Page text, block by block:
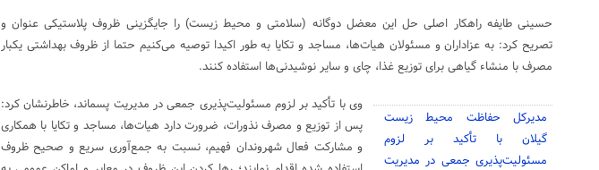
حسینی طایفه راهکار اصلی حل این معضل دوگانه (سلامتی و محیط زیست) را جایگزینی ظروف پلاستیکی عنوان و
تصریح کرد: به عزاداران و مسئولان هیات‌ها، مساجد و تکایا به طور اکیدا توصیه می‌کنیم حتما از ظروف بهداشتی یکبار
مصرف با منشاء گیاهی برای توزیع غذا، چای و سایر نوشیدنی‌ها استفاده کنند.
مدیرکل حفاظت محیط زیست
گیلان با تأکید بر لزوم
مسئولیت‌پذیری جمعی در مدیریت
وی با تأکید بر لزوم مسئولیت‌پذیری جمعی در مدیریت پسماند، خاطرنشان کرد:
پس از توزیع و مصرف نذورات، ضرورت دارد هیات‌ها، مساجد و تکایا با همکاری
و مشارکت فعال شهروندان فهیم، نسبت به جمع‌آوری سریع و صحیح ظروف